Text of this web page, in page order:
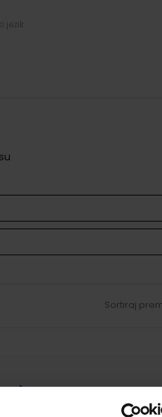
Sortiraj
u 4.